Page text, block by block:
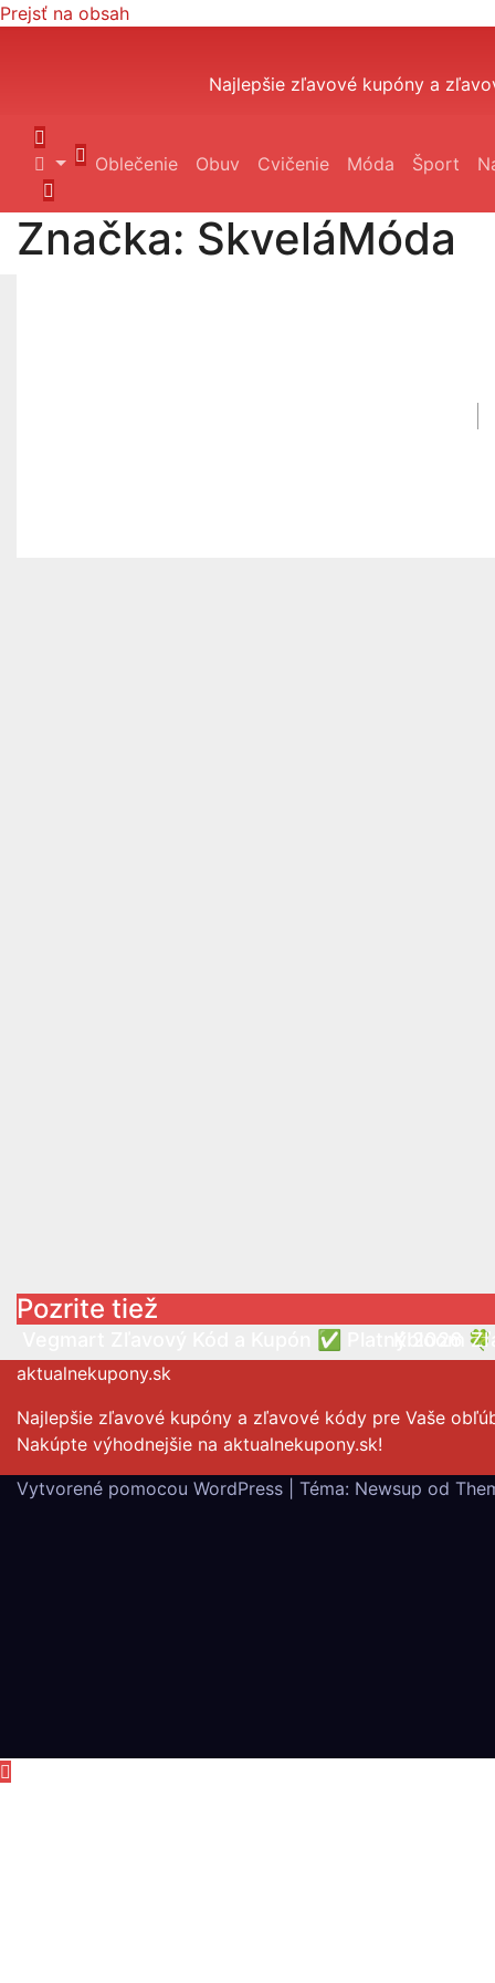
Prejsť na obsah
Najlepšie zľavové kupóny a
Oblečenie Obuv Cvičenie Móda Šport
Značka: SkveláMóda
Pozrite tiež
Vegmart Zľavový Kód a Kupón ✅ Platný 2026 🍀
Kbloom
aktualnekupony.sk
Najlepšie zľavové kupóny a zľavové kódy pre Vaše
Nakúpte výhodnejšie na aktualnekupony.sk!
Vytvorené pomocou WordPress
Téma: Newsup od